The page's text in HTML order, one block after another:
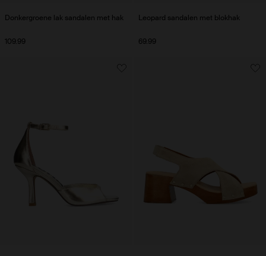
Donkergroene lak sandalen met hak
109.99
Leopard sandalen met blokhak
69.99